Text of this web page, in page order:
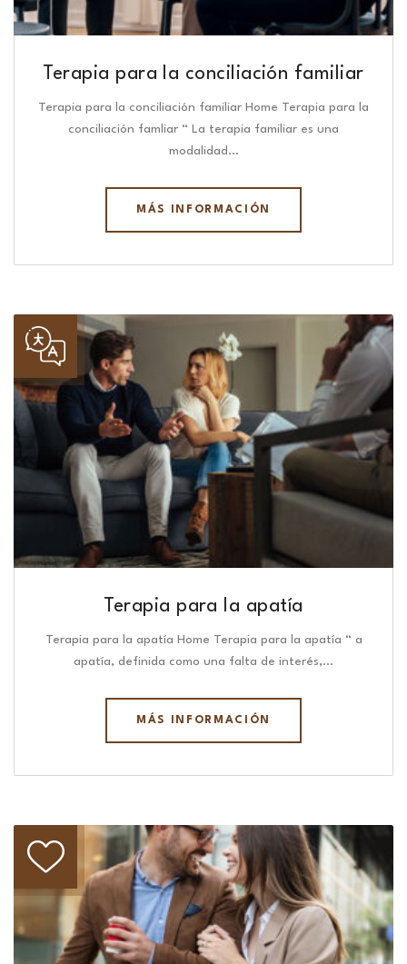
Terapia para la conciliación familiar
Terapia para la conciliación familiar Home Terapia para la
conciliación famliar “ La terapia familiar es una
modalidad…
MÁS INFORMACIÓN
Terapia para la apatía
Terapia para la apatía Home Terapia para la apatía “ a
apatía, definida como una falta de interés,…
MÁS INFORMACIÓN